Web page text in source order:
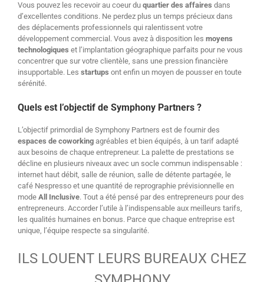
Vous pouvez les recevoir au coeur du quartier des affaires dans
d’excellentes conditions. Ne perdez plus un temps précieux dans
des déplacements professionnels qui ralentissent votre
développement commercial. Vous avez à disposition les moyens
technologiques et l’implantation géographique parfaits pour ne vous
concentrer que sur votre clientèle, sans une pression financière
insupportable. Les startups ont enfin un moyen de pousser en toute
sérénité.
Quels est l’objectif de Symphony Partners ?
L’objectif primordial de Symphony Partners est de fournir des
espaces de coworking agréables et bien équipés, à un tarif adapté
aux besoins de chaque entrepreneur. La palette de prestations se
décline en plusieurs niveaux avec un socle commun indispensable :
internet haut débit, salle de réunion, salle de détente partagée, le
café Nespresso et une quantité de reprographie prévisionnelle en
mode All Inclusive. Tout a été pensé par des entrepreneurs pour des
entrepreneurs. Accorder l’utile à l’indispensable aux meilleurs tarifs,
les qualités humaines en bonus. Parce que chaque entreprise est
unique, l’équipe respecte sa singularité.
ILS LOUENT LEURS BUREAUX CHEZ